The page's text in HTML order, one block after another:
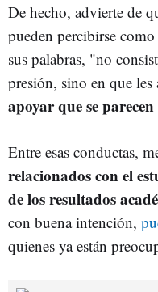
De hecho, advierte de
pueden percibirse
sus palabras, "no
presión, sino en que les
apoyar que se
Entre esas conductas,
relacionados con el
de los resultados
con buena intención,
quienes ya están